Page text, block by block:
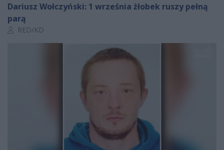
Dariusz Wołczyński: 1 września żłobek ruszy pełną
parą
Autor artykułu:
RED/KD